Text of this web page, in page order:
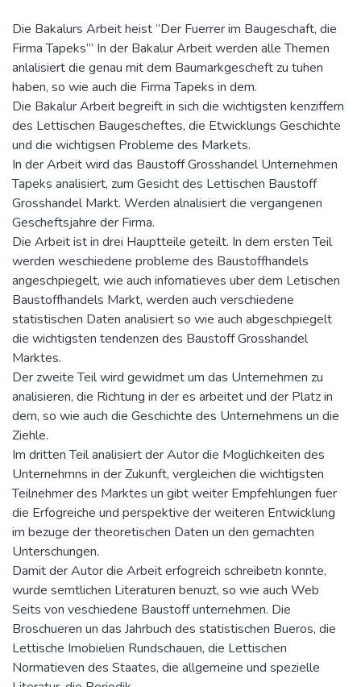
Die Bakalurs Arbeit heist ‘’Der Fuerrer im Baugeschaft, die
Firma Tapeks’’’ In der Bakalur Arbeit werden alle Themen
anlalisiert die genau mit dem Baumarkgescheft zu tuhen
haben, so wie auch die Firma Tapeks in dem.
Die Bakalur Arbeit begreift in sich die wichtigsten kenziffern
des Lettischen Baugescheftes, die Etwicklungs Geschichte
und die wichtigsen Probleme des Markets.
In der Arbeit wird das Baustoff Grosshandel Unternehmen
Tapeks analisiert, zum Gesicht des Lettischen Baustoff
Grosshandel Markt. Werden alnalisiert die vergangenen
Gescheftsjahre der Firma.
Die Arbeit ist in drei Hauptteile geteilt. In dem ersten Teil
werden weschiedene probleme des Baustoffhandels
angeschpiegelt, wie auch infomatieves uber dem Letischen
Baustoffhandels Markt, werden auch verschiedene
statistischen Daten analisiert so wie auch abgeschpiegelt
die wichtigsten tendenzen des Baustoff Grosshandel
Marktes.
Der zweite Teil wird gewidmet um das Unternehmen zu
analisieren, die Richtung in der es arbeitet und der Platz in
dem, so wie auch die Geschichte des Unternehmens un die
Ziehle.
Im dritten Teil analisiert der Autor die Moglichkeiten des
Unternehmns in der Zukunft, vergleichen die wichtigsten
Teilnehmer des Marktes un gibt weiter Empfehlungen fuer
die Erfogreiche und perspektive der weiteren Entwicklung
im bezuge der theoretischen Daten un den gemachten
Unterschungen.
Damit der Autor die Arbeit erfogreich schreibetn konnte,
wurde semtlichen Literaturen benuzt, so wie auch Web
Seits von veschiedene Baustoff unternehmen. Die
Broschueren un das Jahrbuch des statistischen Bueros, die
Lettische Imobielien Rundschauen, die Lettischen
Normatieven des Staates, die allgemeine und spezielle